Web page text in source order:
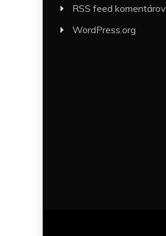
RSS feed komentárov
WordPress.org